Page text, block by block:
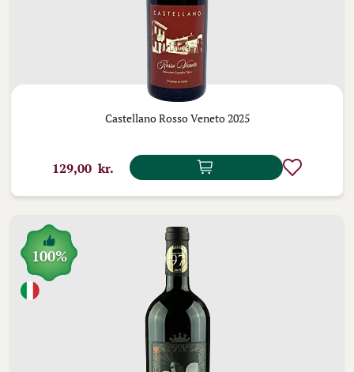
Castellano Rosso Veneto 2025
129,00 kr.
100%